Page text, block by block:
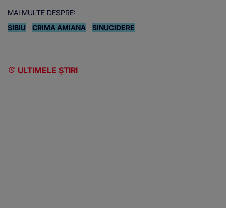
MAI MULTE DESPRE:
SIBIU
CRIMA AMIANA SINUCIDERE
ULTIMELE ȘTIRI